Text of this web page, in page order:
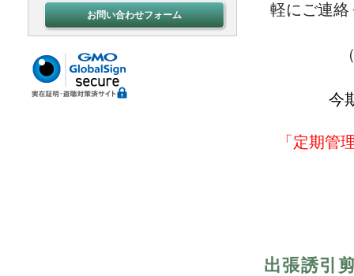
軽にご連絡
今
「定期管
出張誘引
お問い合わせフォーム